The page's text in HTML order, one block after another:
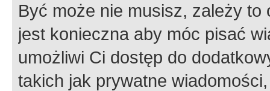
Być może nie musisz, zależy
jest konieczna aby móc pisać
umożliwi Ci dostęp do
takich jak prywatne